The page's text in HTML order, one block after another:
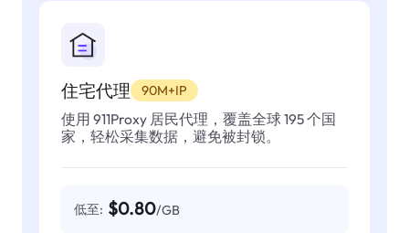
住宅代理 90M+IP
使用 911Proxy 居民代理，覆盖全球 195 个国
家，轻松采集数据，避免被封锁。
低至: $0.80/GB